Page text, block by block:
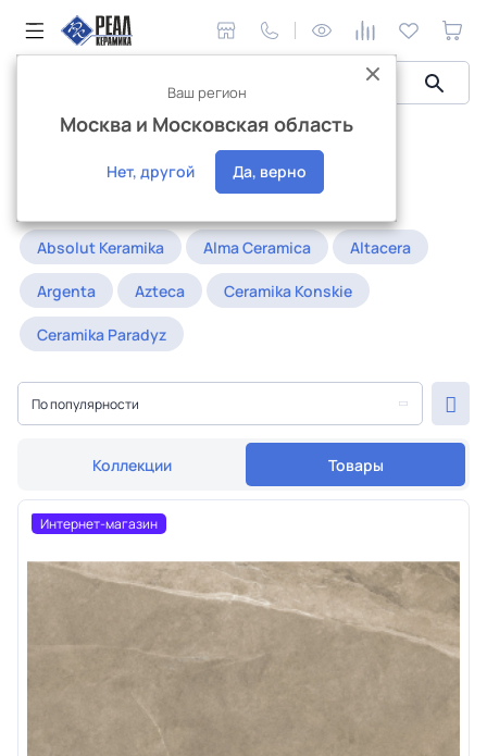
Керамическая плитка Керамогранит Россия
Керамогранит Россия
Absolut Keramika Alma Ceramica Altacera
Argenta Azteca Ceramika Konskie
Ceramika Paradyz
Коллекции Товары
По популярности
Интернет-магазин
Ваш регион
Москва и Московская область
Нет, другой Да, верно